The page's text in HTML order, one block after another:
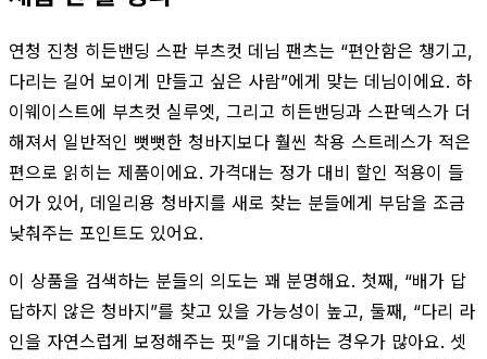
연청 진청 히든밴딩 스판 부츠컷 데님 팬츠는 “편안함은 챙기고,
다리는 길어 보이게 만들고 싶은 사람”에게 맞는 데님이에요. 하
이웨이스트에 부츠컷 실루엣, 그리고 히든밴딩과 스판덱스가 더
해져서 일반적인 뻣뻣한 청바지보다 훨씬 착용 스트레스가 적은
편으로 읽히는 제품이에요. 가격대는 정가 대비 할인 적용이 들
어가 있어, 데일리용 청바지를 새로 찾는 분들에게 부담을 조금
낮춰주는 포인트도 있어요.
이 상품을 검색하는 분들의 의도는 꽤 분명해요. 첫째, “배가 답
답하지 않은 청바지”를 찾고 있을 가능성이 높고, 둘째, “다리 라
인을 자연스럽게 보정해주는 핏”을 기대하는 경우가 많아요. 셋